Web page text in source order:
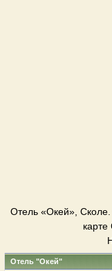
Отель «Окей»,
карте
Отель "Окей"